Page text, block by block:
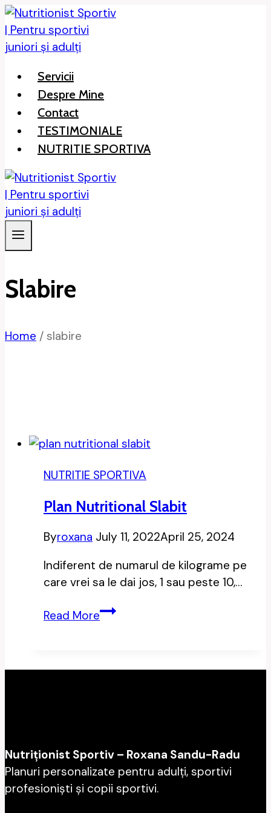
Skip
to
content
Servicii
Despre Mine
Contact
TESTIMONIALE
NUTRITIE SPORTIVA
Slabire
Home / slabire
NUTRITIE SPORTIVA
Plan Nutritional Slabit
Byroxana July 11, 2022April 25, 2024
Indiferent de numarul de kilograme pe
care vrei sa le dai jos, 1 sau peste 10,…
Read Moreplan
Nutriționist Sportiv – Roxana Sandu-Radu
Planuri personalizate pentru adulți, sportivi
profesioniști și copii sportivi.